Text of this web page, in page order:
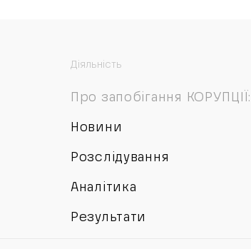
Діяльність
Про запобігання КОРУПЦІЇ:
Новини
Розслідування
Аналітика
Результати